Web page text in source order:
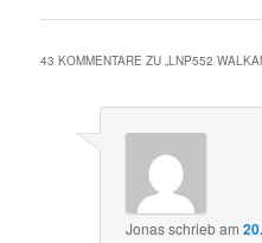
43 KOMMENTARE ZU „LNP552
Jonasschriebam